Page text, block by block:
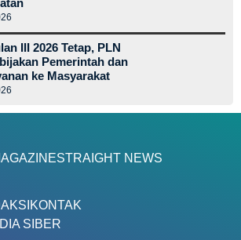
III 2026 Tetap, PLN
Pemerintah dan
ke Masyarakat
STRAIGHT NEWS
KONTAK
SIBER